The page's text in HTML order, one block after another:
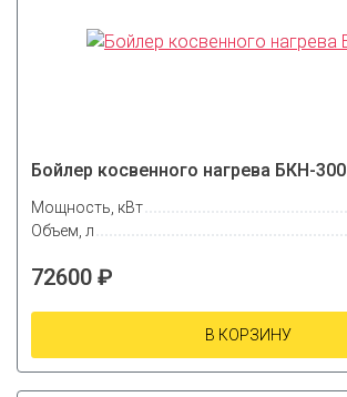
Бойлер косвенного нагрева БКН-300
Мощность, кВт
Объем, л
72600 ₽
В КОРЗИНУ